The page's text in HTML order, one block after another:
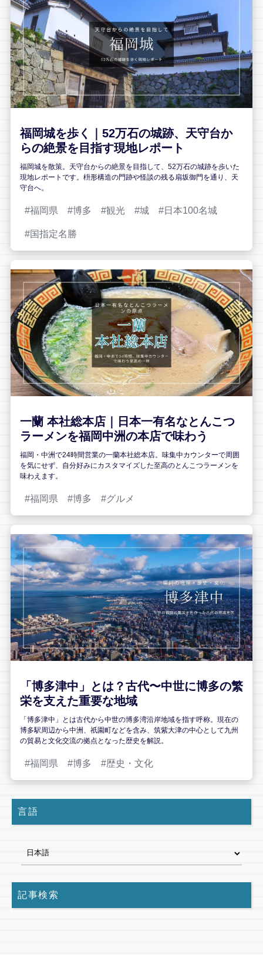
福岡城を歩く｜52万石の城跡、天守台か
らの絶景を目指す現地レポート
福岡城を散策。天守台からの絶景を目指して、52万石の城跡を歩いた
現地レポートです。枡形構造の門跡や怪談の残る扇坂御門を通り、天
守台へ。
福岡県 博多 観光 城 日本100名城
国指定名勝
一蘭 本社総本店｜日本一有名なとんこつ
ラーメンを福岡中洲の本店で味わう
福岡・中洲で24時間営業の一蘭本社総本店。味集中カウンターで周囲
を気にせず、自分好みにカスタマイズした至高のとんこつラーメンを
味わえます。
福岡県 博多 グルメ
「博多津中」とは？古代〜中世に博多の繁
栄を支えた重要な地域
「博多津中」とは古代から中世の博多湾沿岸地域を指す呼称。現在の
博多駅周辺から中洲、祇園町などを含み、筑紫大津の中心として九州
の貿易と文化交流の拠点となった歴史を解説。
福岡県 博多 歴史・文化
言語
記事検索